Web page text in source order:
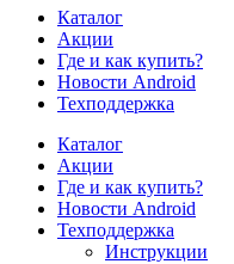
Каталог
Акции
Где и как купить?
Новости Android
Техподдержка
Каталог
Акции
Где и как купить?
Новости Android
Техподдержка
Инструкции